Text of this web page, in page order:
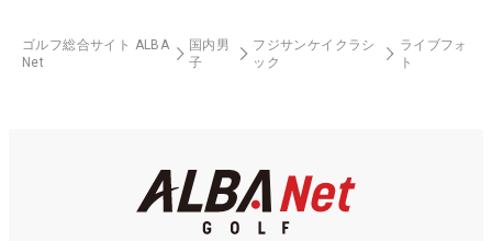
ゴルフ総合サイト ALBA
Net
国内男
子
フジサンケイクラシ
ック
ライブフォ
ト